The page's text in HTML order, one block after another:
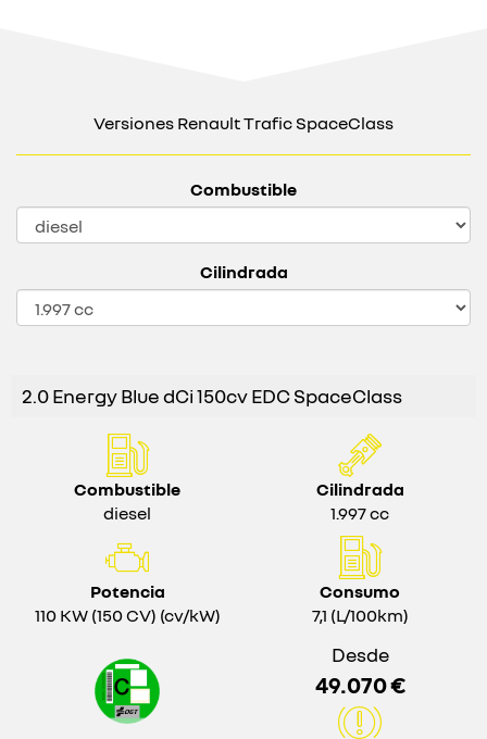
Versiones Renault Trafic SpaceClass
Combustible
Cilindrada
2.0 Energy Blue dCi 150cv EDC SpaceClass
Combustible
diesel
Cilindrada
1.997 cc
Potencia
110 KW (150 CV) (cv/kW)
Consumo
7,1 (L/100km)
Desde
49.070 €